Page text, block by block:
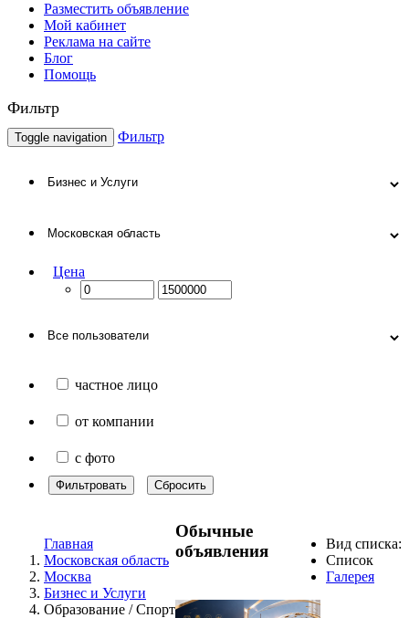
Разместить объявление
Мой кабинет
Реклама на сайте
Блог
Помощь
Фильтр
Toggle navigation Фильтр
Цена
частное лицо
от компании
с фото
Фильтровать Сбросить
Главная
Московская область
Москва
Бизнес и Услуги
Образование / Спорт
Вид списка:
Список
Галерея
Обычные
объявления